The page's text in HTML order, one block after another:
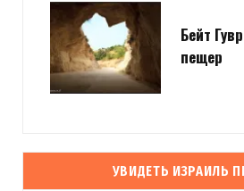
Бейт
пещер
УВИДЕТЬ ИЗРАИЛЬ